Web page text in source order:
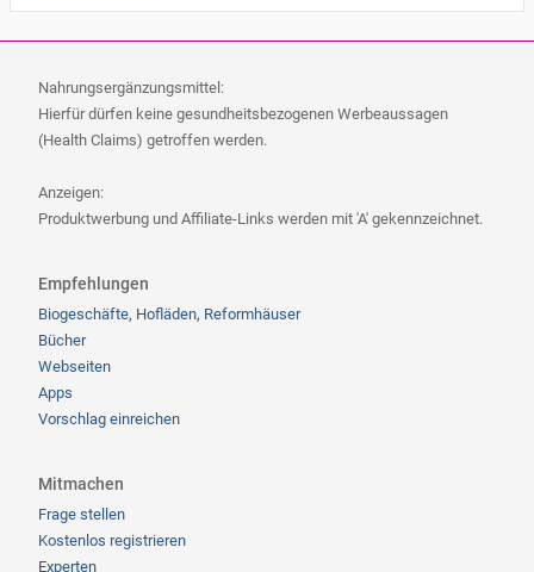
Nahrungsergänzungsmittel:
Hierfür dürfen keine gesundheitsbezogenen Werbeaussagen
(Health Claims) getroffen werden.
Anzeigen:
Produktwerbung und Affiliate-Links werden mit 'A' gekennzeichnet.
Empfehlungen
Biogeschäfte, Hofläden, Reformhäuser
Bücher
Webseiten
Apps
Vorschlag einreichen
Mitmachen
Frage stellen
Kostenlos registrieren
Experten